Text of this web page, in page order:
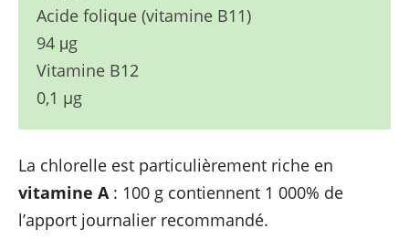
Acide folique (vitamine B11)
94 μg
Vitamine B12
0,1 µg
La chlorelle est particulièrement riche en
vitamine A : 100 g contiennent 1 000% de
l’apport journalier recommandé.